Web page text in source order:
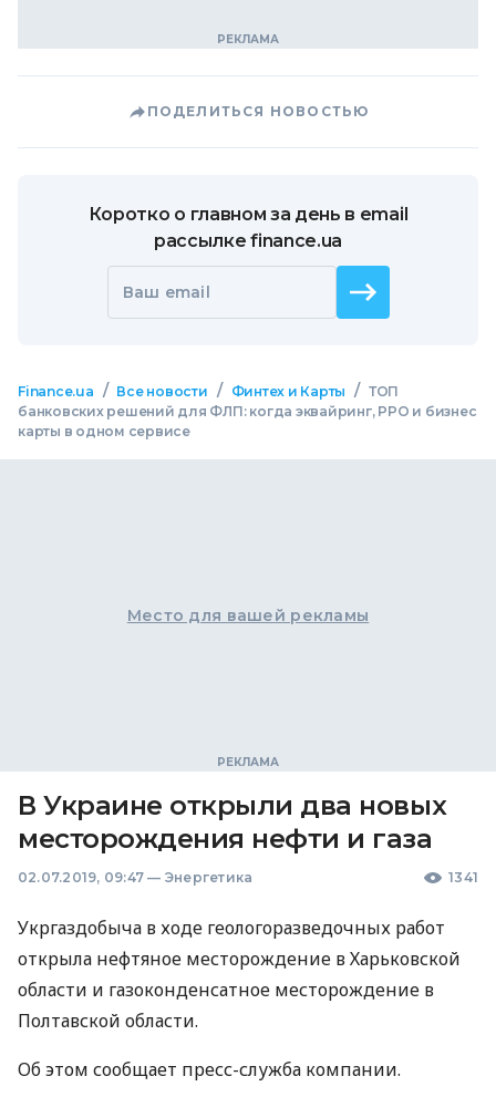
ПОДЕЛИТЬСЯ НОВОСТЬЮ
Коротко о главном за день в email
рассылке finance.ua
Ваш email
Finance.ua / Все новости / Финтех и Карты / ТОП
банковских решений для ФЛП: когда эквайринг, РРО и бизнес
карты в одном сервисе
Место для вашей рекламы
В Украине открыли два новых
месторождения нефти и газа
02.07.2019, 09:47 — Энергетика 1341
Укргаздобыча в ходе геологоразведочных работ
открыла нефтяное месторождение в Харьковской
области и газоконденсатное месторождение в
Полтавской области.
Об этом сообщает пресс-служба компании.